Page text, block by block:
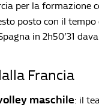
per la formazione
posto con il tempo
in 2h50’31
Francia
maschile: il